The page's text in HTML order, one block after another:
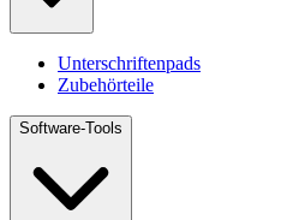
Unterschriftenpads
Zubehörteile
Software-Tools